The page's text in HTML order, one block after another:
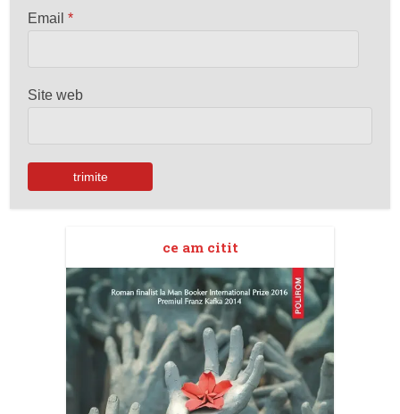
Email*
Site web
ce am citit